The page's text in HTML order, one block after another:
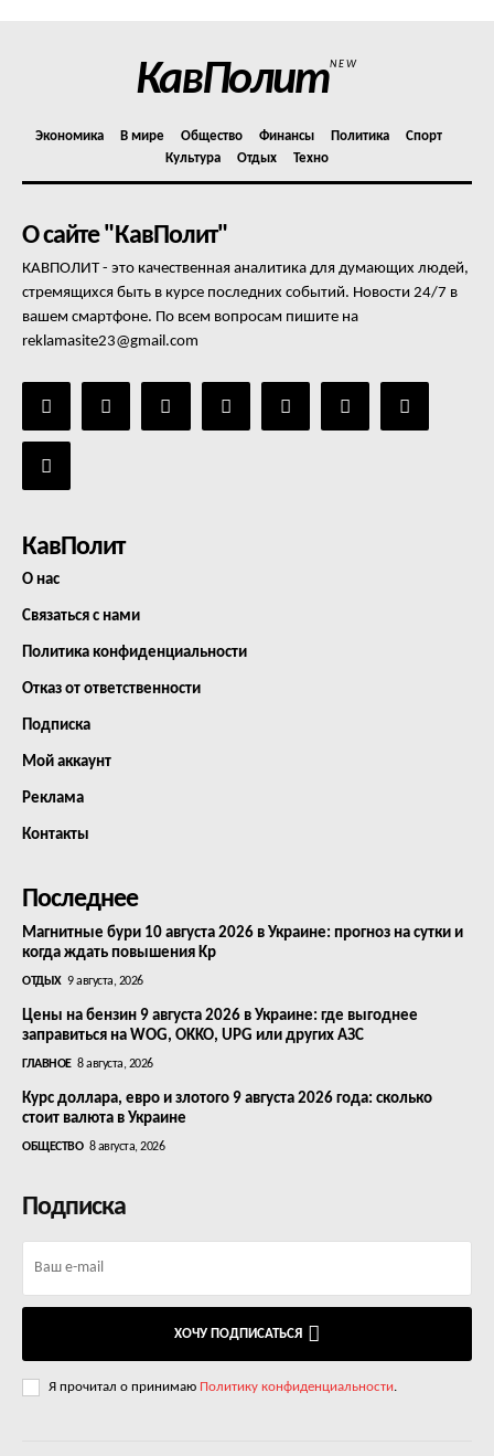
Контакты
КавПолитNEW
Экономика В мире Общество Финансы Политика
Спорт
Культура
Отдых Техно
О сайте "КавПолит"
КАВПОЛИТ - это качественная аналитика для думающих людей,
стремящихся быть в курсе последних событий. Новости 24/7 в
вашем смартфоне. По всем вопросам пишите на
reklamasite23@gmail.com
КавПолит
О нас
Связаться с нами
Политика конфиденциальности
Отказ от ответственности
Подписка
Мой аккаунт
Реклама
Контакты
Последнее
Магнитные бури 10 августа 2026 в Украине: прогноз на сутки и
когда ждать повышения Kp
ОТДЫХ 9 августа, 2026
Цены на бензин 9 августа 2026 в Украине: где выгоднее
заправиться на WOG, OKKO, UPG или других АЗС
ГЛАВНОЕ 8 августа, 2026
Курс доллара, евро и злотого 9 августа 2026 года: сколько
стоит валюта в Украине
ОБЩЕСТВО 8 августа, 2026
Подписка
ХОЧУ ПОДПИСАТЬСЯ
Я прочитал о принимаю Политику конфиденциальности.